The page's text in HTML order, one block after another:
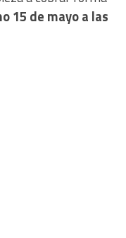
15 de mayo a las